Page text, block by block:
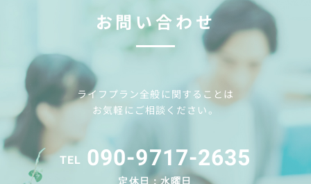
お問い合わせ
ライフプラン全般に関することは
お気軽にご相談ください。
TEL 090-9717-2635
定休日：水曜日